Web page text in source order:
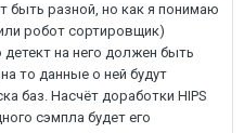
быть разной, но как я понимаю
робот сортировщик)
на него должен быть
то данные о ней будут
баз. Насчёт доработки HIPS
сэмпла будет его